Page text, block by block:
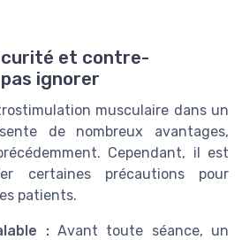
et contre-
ignorer
musculaire dans un
de nombreux avantages,
Cependant, il est
certaines précautions pour
patients.
:Avant toute séance, un